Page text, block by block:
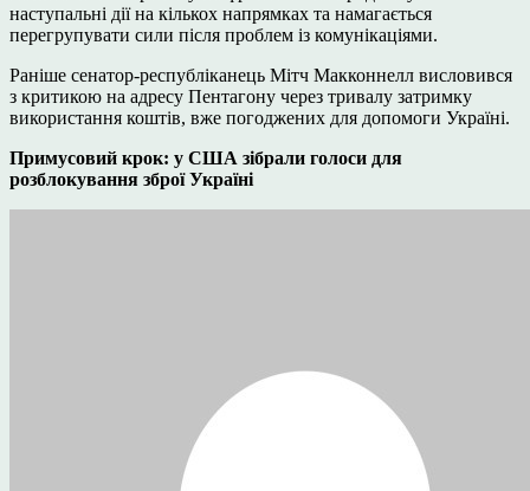
наступальні дії на кількох напрямках та намагається
перегрупувати сили після проблем із комунікаціями.
Раніше сенатор-республіканець Мітч Макконнелл висловився
з критикою на адресу Пентагону через тривалу затримку
використання коштів, вже погоджених для допомоги Україні.
Примусовий крок: у США зібрали голоси для
розблокування зброї Україні